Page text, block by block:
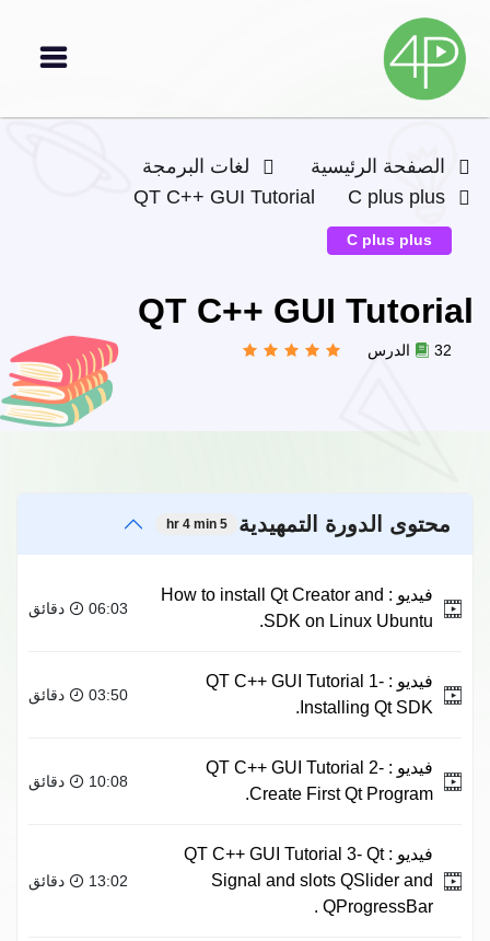
الصفحة الرئيسية
لغات البرمجة
C plus plus
QT C++ GUI Tutorial
C plus plus
QT C++ GUI Tutorial
32 الدرس
محتوى الدورة التمهيدية 5 hr 4 min
فيديو : How to install Qt Creator and
SDK on Linux Ubuntu.
06:03 دقائق
فيديو : QT C++ GUI Tutorial 1-
Installing Qt SDK.
03:50 دقائق
فيديو : QT C++ GUI Tutorial 2-
Create First Qt Program.
10:08 دقائق
فيديو : QT C++ GUI Tutorial 3- Qt
Signal and slots QSlider and
QProgressBar .
13:02 دقائق